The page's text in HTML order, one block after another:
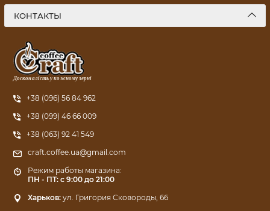
КОНТАКТЫ
Досконалість у кожному зерні
+38 (096) 56 84 962
+38 (099) 46 66 009
+38 (063) 92 41 549
craft.coffee.ua@gmail.com
Режим работы магазина:
ПН - ПТ: с 9:00 до 21:00
Харьков: ул. Григория Сковороды, 66